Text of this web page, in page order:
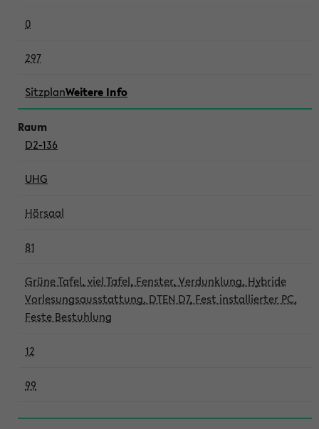
0
297
SitzplanWeitere Info
D2-136
UHG
Hörsaal
81
Grüne Tafel, viel Tafel, Fenster, Verdunklung, Hybride
Vorlesungsausstattung, DTEN D7, Fest installierter PC,
Feste Bestuhlung
12
99